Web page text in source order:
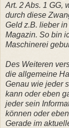
Art. 2 Abs. 1 GG,
durch diese
Geld z.B. lieber
Magazin. So bin
Maschinerei
Des Weiteren
die allgemeine
Genau wie jeder
kann oder eben
jeder sein
können oder
Gerade im